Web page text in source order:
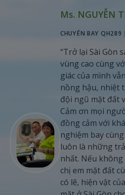
Ms. NGUYỄN
CHUYẾN BAY
“Trở lại Sài Gòn
vùng cao cùng
giác của mình
nồng hậu, nhiệt
đội ngũ mặt đất
Cảm ơn mọi
đồng cảm với
nghiệm bay
luôn là những
nhất. Nếu
chị em mặt đất
có lẽ, hiện vật